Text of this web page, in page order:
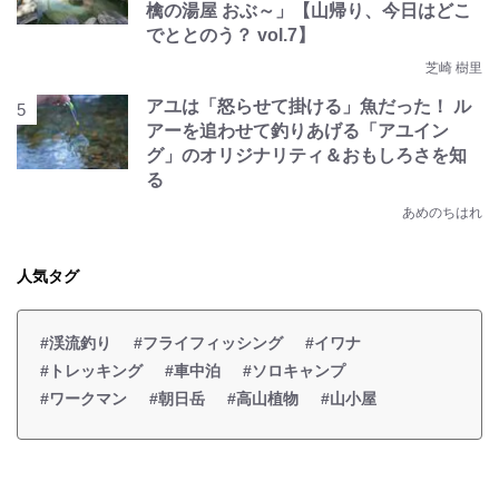
檎の湯屋 おぶ～」【山帰り、今日はどこ
でととのう？ vol.7】
芝崎 樹里
アユは「怒らせて掛ける」魚だった！ ル
アーを追わせて釣りあげる「アユイン
グ」のオリジナリティ＆おもしろさを知
る
あめのちはれ
人気タグ
#渓流釣り #フライフィッシング
#イワナ
#トレッキング
#車中泊
#ソロキャンプ
#ワークマン
#朝日岳 #高山植物 #山小屋